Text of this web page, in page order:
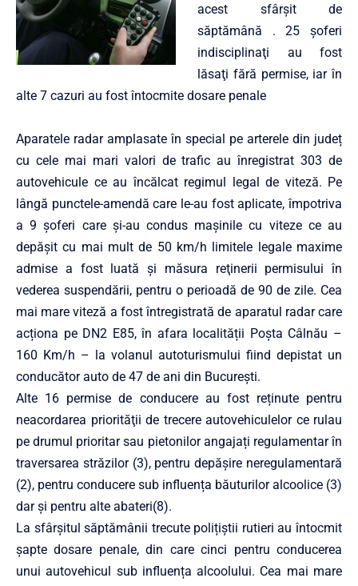
acest sfârșit de
săptămână . 25 şoferi
indisciplinaţi au fost
lăsaţi fără permise, iar în
alte 7 cazuri au fost întocmite dosare penale
Aparatele radar amplasate în special pe arterele din județ
cu cele mai mari valori de trafic au înregistrat 303 de
autovehicule ce au încălcat regimul legal de viteză. Pe
lângă punctele-amendă care le-au fost aplicate, împotriva
a 9 şoferi care şi-au condus maşinile cu viteze ce au
depăşit cu mai mult de 50 km/h limitele legale maxime
admise a fost luată şi măsura reţinerii permisului în
vederea suspendării, pentru o perioadă de 90 de zile. Cea
mai mare viteză a fost întregistrată de aparatul radar care
acționa pe DN2 E85, în afara localității Poșta Câlnău –
160 Km/h – la volanul autoturismului fiind depistat un
conducător auto de 47 de ani din București.
Alte 16 permise de conducere au fost reținute pentru
neacordarea priorităţii de trecere autovehiculelor ce rulau
pe drumul prioritar sau pietonilor angajați regulamentar în
traversarea străzilor (3), pentru depăşire neregulamentară
(2), pentru conducere sub influența băuturilor alcoolice (3)
dar și pentru alte abateri(8).
La sfârșitul săptămânii trecute polițiștii rutieri au întocmit
șapte dosare penale, din care cinci pentru conducerea
unui autovehicul sub influența alcoolului. Cea mai mare